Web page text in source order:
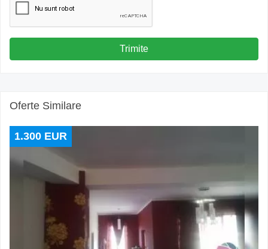
Trimite
Oferte Similare
1.300 EUR